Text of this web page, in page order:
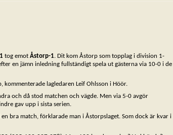
tog emot Åstorp-1. Dit kom Åstorp som topplag i division 1-
en jämn inledning fullständigt spela ut gästerna via 10-0 i de
kommenterade lagledaren Leif Ohlsson i Höör.
och då stod matchen och vägde. Men via 5-0 avgör
gav upp i sista serien.
bra match, förklarade man i Åstorpslaget. Som dock är kvar i